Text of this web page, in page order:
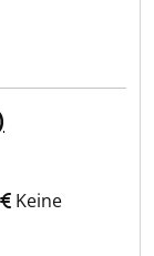
Keine